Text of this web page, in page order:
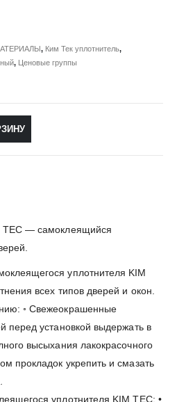
, Ким Тек уплотнитель,
, Ценовые группы
TEC — самоклеящийся
уплотнителя KIM
всех типов дверей и окон.
◦ Свежеокрашенные
перед установкой выдержать в
высыхания лакокрасочного
прокладок укрепить и смазать
уплотнителя KIM TEC: •